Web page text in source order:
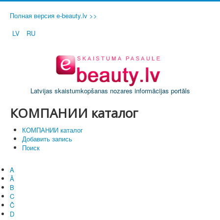
Полная версия e-beauty.lv >>
LV
RU
Latvijas skaistumkopšanas nozares informācijas portāls
КОМПАНИИ каталог
КОМПАНИИ каталог
Добавить запись
Поиск
A
Ā
B
C
Č
D